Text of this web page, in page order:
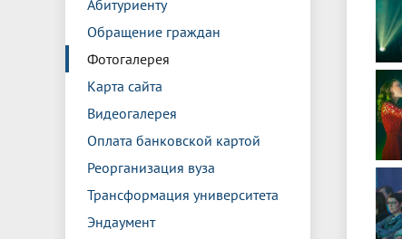
Абитуриенту
Обращение граждан
Фотогалерея
Карта сайта
Видеогалерея
Оплата банковской картой
Реорганизация вуза
Трансформация университета
Эндаумент